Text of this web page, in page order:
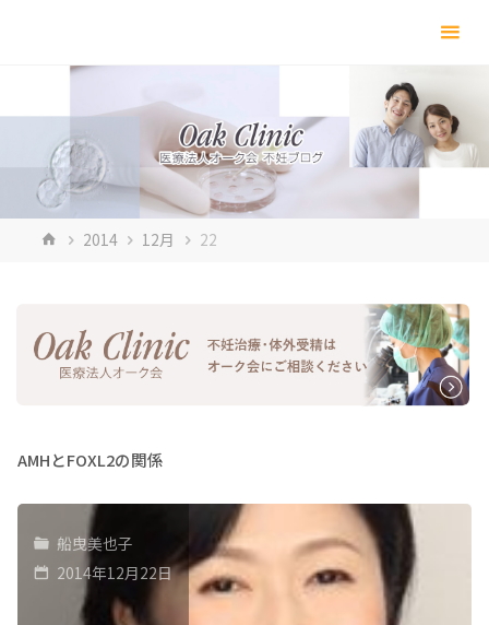
キ
ホ 2014 12月 22
AMHとFOXL2の関係
船曳美也子
2014年12月22日